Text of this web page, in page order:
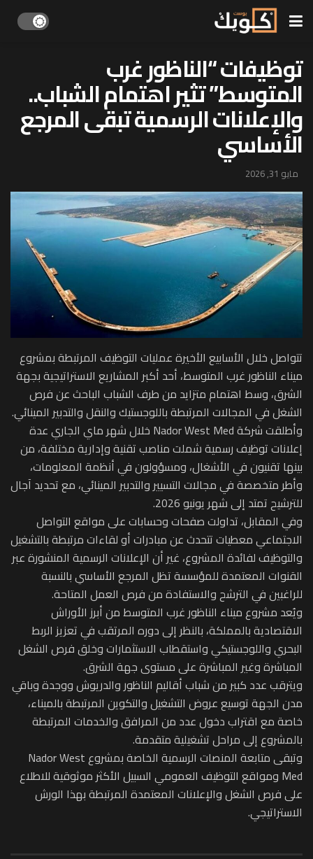
توظيفات “الناظور غرب
المتوسط” تثير اهتمام الشباب..
والإعلانات الرسمية تبقى المرجع
الأساسي
مايو 31, 2026
تتواصل خلال الأسابيع الأخيرة عمليات التوظيف المرتبطة بمشروع
ميناء الناظور غرب المتوسط، أحد أكبر المشاريع الاستراتيجية بجهة
الشرق، وسط اهتمام متزايد من طرف الشباب الباحث عن فرص
الشغل في المجالات المرتبطة باللوجستيك والنقل والتدبير المينائي.
وأطلقت شركة Nador West Med خلال شهر ماي الجاري عدة
إعلانات توظيف رسمية شملت مناصب تقنية وإدارية مختلفة، من
بينها تقنيون في الأشغال، ومسؤولون في أنظمة المعلومات،
وأطر متخصصة في مجالات التسيير والتدبير المينائي، مع تحديد آجال
للترشيح تمتد إلى شهر يونيو 2026.
وفي المقابل، تداولت صفحات وحسابات على مواقع التواصل
الاجتماعي معطيات تتحدث عن مبادرات أو لقاءات مرتبطة بالتشغيل
والتوظيف لفائدة المشروع، غير أن الإعلانات الرسمية المنشورة عبر
القنوات المعتمدة للمؤسسة تظل المرجع الأساسي بالنسبة
للراغبين في الترشح والاستفادة من فرص العمل المتاحة.
ويُعد مشروع ميناء الناظور غرب المتوسط من أبرز الأوراش
الاقتصادية بالمملكة، بالنظر إلى دوره المرتقب في تعزيز الربط
البحري واللوجستيكي واستقطاب الاستثمارات وخلق فرص الشغل
المباشرة وغير المباشرة على مستوى جهة الشرق.
ويترقب عدد كبير من شباب أقاليم الناظور والدريوش ووجدة وباقي
مدن الجهة توسيع عروض التشغيل والتكوين المرتبطة بالميناء،
خاصة مع اقتراب دخول عدد من المرافق والخدمات المرتبطة
بالمشروع إلى مراحل تشغيلية متقدمة.
وتبقى متابعة المنصات الرسمية الخاصة بمشروع Nador West
Med ومواقع التوظيف العمومي السبيل الأكثر موثوقية للاطلاع
على فرص الشغل والإعلانات المعتمدة المرتبطة بهذا الورش
الاستراتيجي.